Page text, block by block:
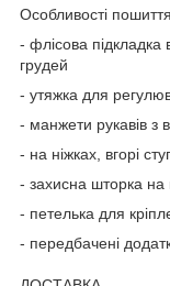
Особливості
- флісова підкладка
грудей
- утяжка для
- манжети рукавів з
- на ніжках, вгорі
- захисна шторка на
- петелька для
- передбачені